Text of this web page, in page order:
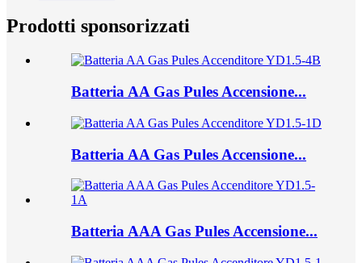
Prodotti sponsorizzati
Batteria AA Gas Pules Accensione...
Batteria AA Gas Pules Accensione...
Batteria AAA Gas Pules Accensione...